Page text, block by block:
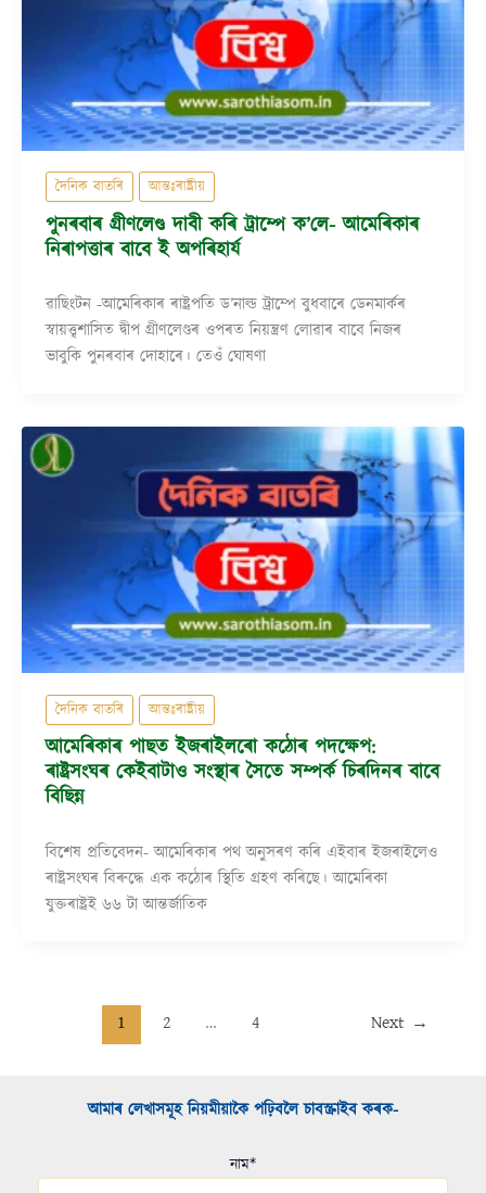
দৈনিক বাতৰি আন্তঃৰাষ্ট্ৰীয়
পুনৰবাৰ গ্ৰীণলেণ্ড দাবী কৰি ট্ৰাম্পে ক’লে- আমেৰিকাৰ
নিৰাপত্তাৰ বাবে ই অপৰিহাৰ্য
ৱাছিংটন -আমেৰিকাৰ ৰাষ্ট্ৰপতি ড’নাল্ড ট্ৰাম্পে বুধবাৰে ডেনমার্কৰ
স্বায়ত্ত্বশাসিত দ্বীপ গ্ৰীণলেণ্ডৰ ওপৰত নিয়ন্ত্ৰণ লোৱাৰ বাবে নিজৰ
ভাবুকি পুনৰবাৰ দোহাৰে। তেওঁ ঘোষণা
দৈনিক বাতৰি আন্তঃৰাষ্ট্ৰীয়
আমেৰিকাৰ পাছত ইজৰাইলৰো কঠোৰ পদক্ষেপ:
ৰাষ্ট্ৰসংঘৰ কেইবাটাও সংস্থাৰ সৈতে সম্পৰ্ক চিৰদিনৰ বাবে
বিছিন্ন
বিশেষ প্ৰতিবেদন- আমেৰিকাৰ পথ অনুসৰণ কৰি এইবাৰ ইজৰাইলেও
ৰাষ্ট্ৰসংঘৰ বিৰুদ্ধে এক কঠোৰ স্থিতি গ্ৰহণ কৰিছে। আমেৰিকা
যুক্তৰাষ্ট্ৰই ৬৬ টা আন্তৰ্জাতিক
1 2 … 4 Next →
আমাৰ লেখাসমূহ নিয়মীয়াকৈ পঢ়িবলৈ চাবস্ক্ৰাইব কৰক-​
নাম*